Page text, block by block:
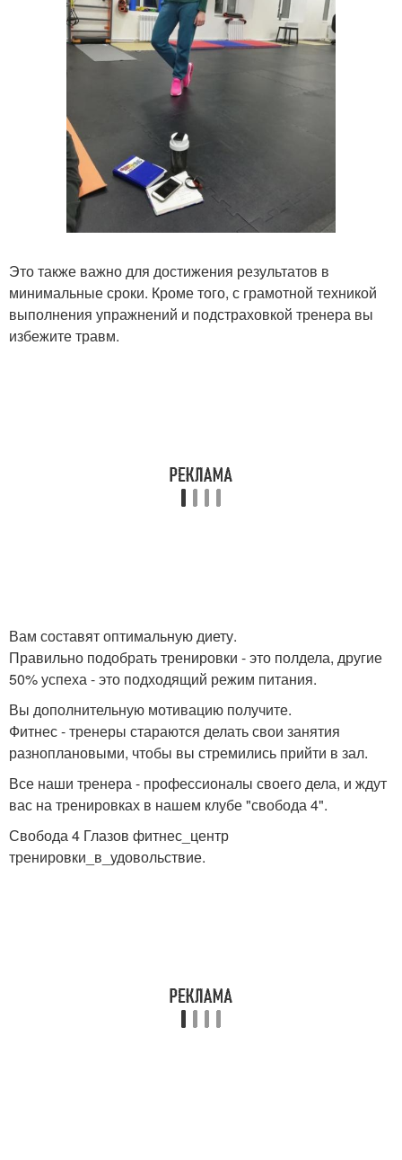
Это также важно для достижения результатов в
минимальные сроки. Кроме того, с грамотной техникой
выполнения упражнений и подстраховкой тренера вы
избежите травм.
Вам составят оптимальную диету.
Правильно подобрать тренировки - это полдела, другие
50% успеха - это подходящий режим питания.
Вы дополнительную мотивацию получите.
Фитнес - тренеры стараются делать свои занятия
разноплановыми, чтобы вы стремились прийти в зал.
Все наши тренера - профессионалы своего дела, и ждут
вас на тренировках в нашем клубе "свобода 4".
Свобода 4 Глазов фитнес_центр
тренировки_в_удовольствие.